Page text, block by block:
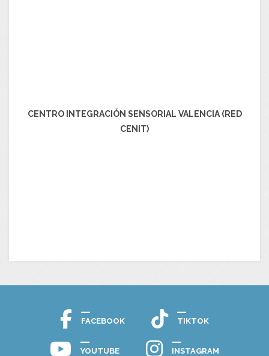
CENTRO INTEGRACIÓN SENSORIAL VALENCIA (RED
CENIT)
FACEBOOK TIKTOK
YOUTUBE INSTAGRAM